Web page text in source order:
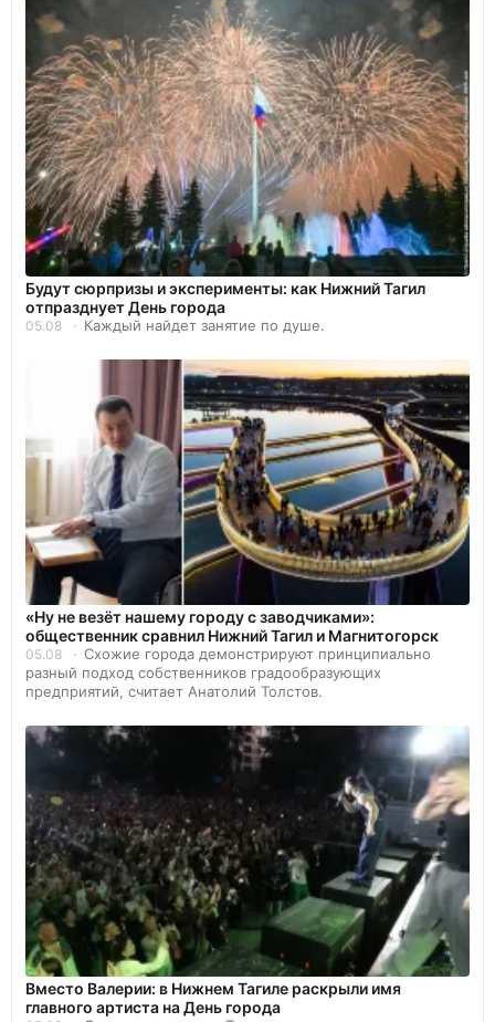
Будут сюрпризы и эксперименты: как Нижний Тагил
отпразднует День города
05.08 Каждый найдет занятие по душе.
«Ну не везёт нашему городу с заводчиками»:
общественник сравнил Нижний Тагил и Магнитогорск
05.08
Схожие города демонстрируют принципиально
разный подход собственников градообразующих
предприятий, считает Анатолий Толстов.
Вместо Валерии: в Нижнем Тагиле раскрыли имя
главного артиста на День города